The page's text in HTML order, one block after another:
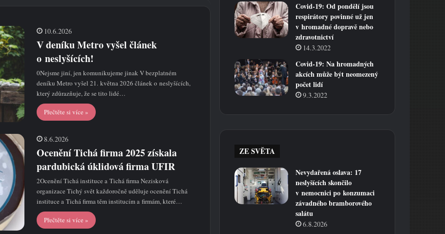
10.6.2026
V deníku Metro vyšel článek
o neslyšících!
0Nejsme jiní, jen komunikujeme jinak V bezplatném
deníku Metro vyšel 21. května 2026 článek o neslyšících,
který zdůrazňuje, že se tito lidé…
Přečtěte si více »
8.6.2026
Ocenění Tichá firma 2025 získala
pardubická úklidová firma UFIR
2Ocenění Tichá instituce a Tichá firma Nezisková
organizace Tichý svět každoročně uděluje ocenění Tichá
instituce a Tichá firma těm institucím a firmám, které…
Přečtěte si více »
Covid-19: Od pondělí jsou
respirátory povinné už jen
v hromadné dopravě nebo
zdravotnictví
14.3.2022
Covid-19: Na hromadných
akcích může být neomezený
počet lidí
9.3.2022
ZE SVĚTA
Nevydařená oslava: 17
neslyšících skončilo
v nemocnici po konzumaci
závadného bramborového
salátu
6.8.2026